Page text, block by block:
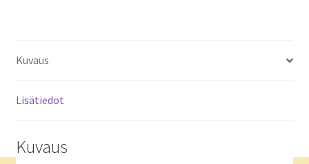
Kuvaus
Lisätiedot
Kuvaus